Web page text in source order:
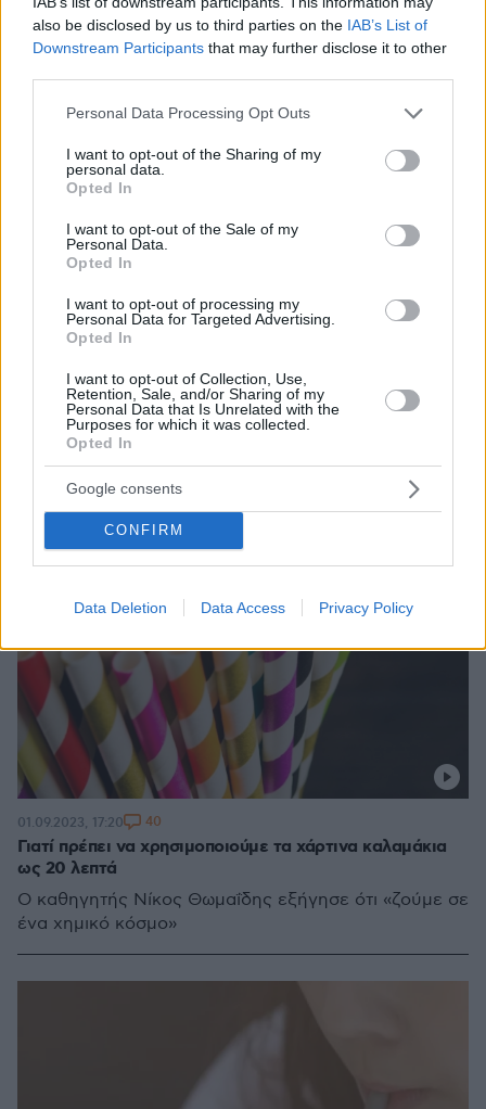
also be disclosed by us to third parties on the IAB’s List of
Downstream Participants that may further disclose it to other
Please note that this website/app uses one or more Google
not limited to your visit or usage behaviour. You may click to
grant or deny consent to Google and its third-party tags to
use your data for below specified purposes in below Google
consent section.
Personal Data Processing Opt Outs
I want to opt-out of the Sharing of my
personal data.
Opted In
I want to opt-out of the Sale of my
Personal Data.
Opted In
I want to opt-out of processing my
Personal Data for Targeted Advertising.
Opted In
I want to opt-out of Collection, Use,
Retention, Sale, and/or Sharing of my
Personal Data that Is Unrelated with the
Purposes for which it was collected.
Opted In
Google consents
CONFIRM
Data Deletion Data Access Privacy Policy
που καταλήγουν στα ροφήματα - Τι προκαλούν
Ποια είναι τα πιο ασφαλή καλαμάκια που συστήνουν
04.09.2023, 07:39
Γιατί πρέπει να χρησιμοποιούμε τα χάρτινα καλαμάκια
ως 20 λεπτά
Ο καθηγητής Νίκος Θωμαΐδης εξήγησε ότι «ζούμε σε
ένα χημικό κόσμο»
01.09.2023, 17:20 40